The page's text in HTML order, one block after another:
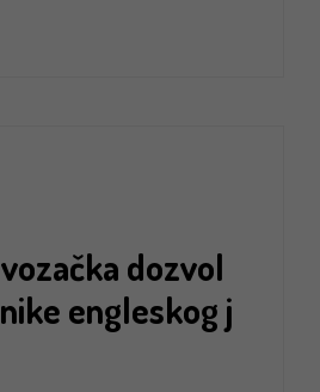
dozvol
engleskog j